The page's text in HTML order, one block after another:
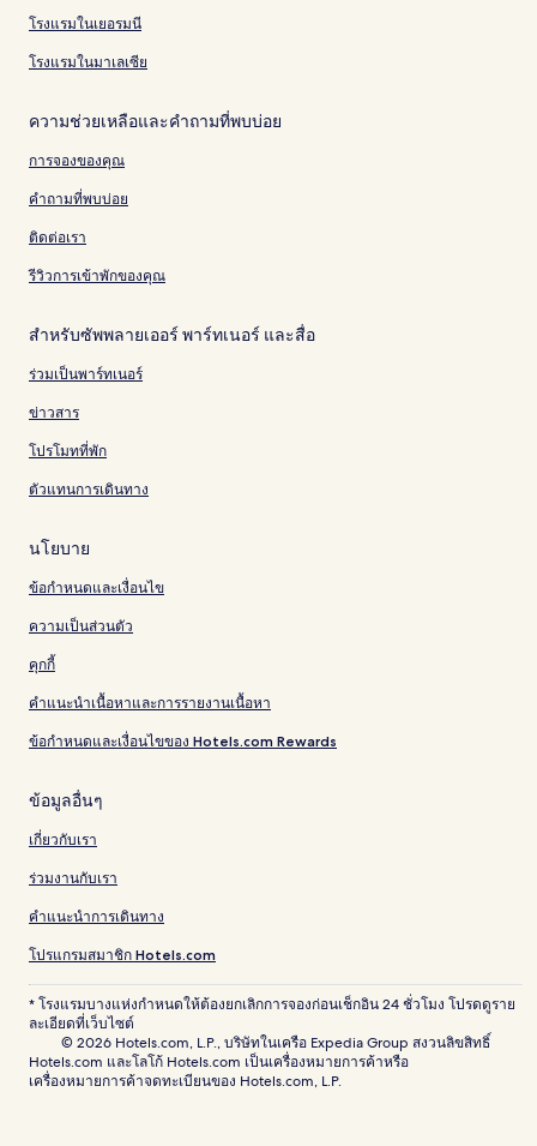
โรงแรมในเยอรมนี
โรงแรมในมาเลเซีย
ความช่วยเหลือและคำถามที่พบบ่อย
การจองของคุณ
คำถามที่พบบ่อย
ติดต่อเรา
รีวิวการเข้าพักของคุณ
สำหรับซัพพลายเออร์ พาร์ทเนอร์ และสื่อ
ร่วมเป็นพาร์ทเนอร์
ข่าวสาร
โปรโมทที่พัก
ตัวแทนการเดินทาง
นโยบาย
ข้อกำหนดและเงื่อนไข
ความเป็นส่วนตัว
คุกกี้
คำแนะนำเนื้อหาและการรายงานเนื้อหา
ข้อกำหนดและเงื่อนไขของ Hotels.com Rewards
ข้อมูลอื่นๆ
เกี่ยวกับเรา
ร่วมงานกับเรา
คำแนะนำการเดินทาง
โปรแกรมสมาชิก Hotels.com
* โรงแรมบางแห่งกำหนดให้ต้องยกเลิกการจองก่อนเช็กอิน 24 ชั่วโมง โปรดดูราย
ละเอียดที่เว็บไซต์
© 2026 Hotels.com, L.P., บริษัทในเครือ Expedia Group สงวนลิขสิทธิ์
Hotels.com และโลโก้ Hotels.com เป็นเครื่องหมายการค้าหรือ
เครื่องหมายการค้าจดทะเบียนของ Hotels.com, L.P.